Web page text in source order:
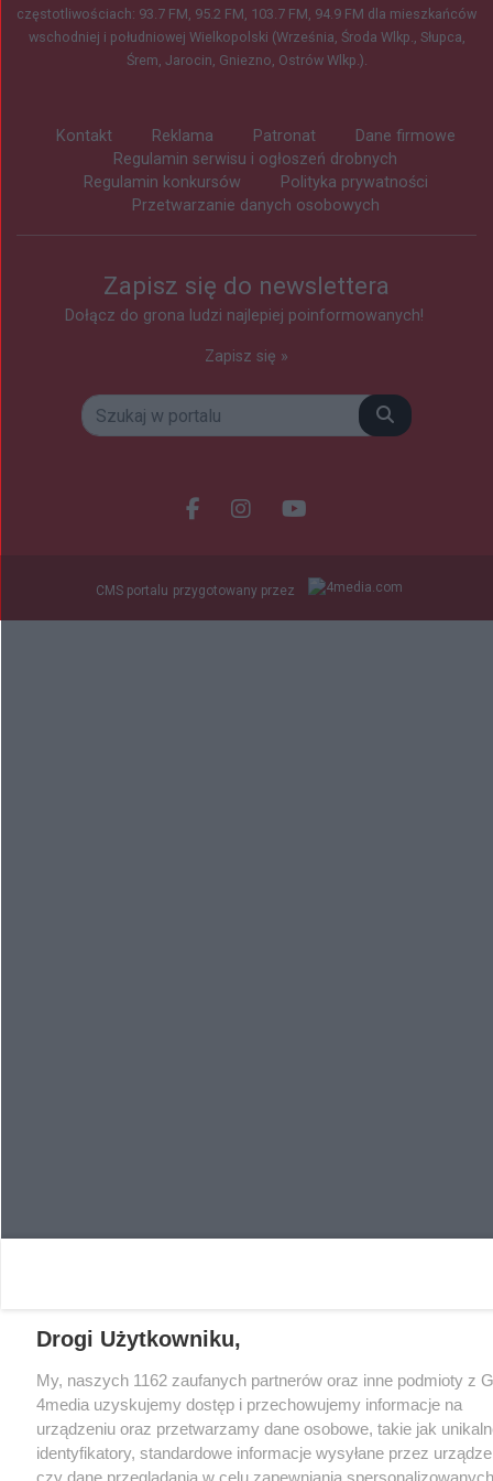
częstotliwościach: 93.7 FM, 95.2 FM, 103.7 FM, 94.9 FM dla mieszkańców
wschodniej i południowej Wielkopolski (Września, Środa Wlkp., Słupca,
Śrem, Jarocin, Gniezno, Ostrów Wlkp.).
Kontakt Reklama Patronat
Dane firmowe
Regulamin serwisu i ogłoszeń drobnych
Regulamin konkursów
Polityka prywatności
Przetwarzanie danych osobowych
Zapisz się do newslettera
Dołącz do grona ludzi najlepiej poinformowanych!
Zapisz się »
Szukaj
Facebook.com
Instagram.com
Youtube.com
CMS portalu przygotowany przez
Drogi Użytkowniku,
My, naszych 1162 zaufanych partnerów oraz inne podmioty z
4media uzyskujemy dostęp i przechowujemy informacje na
urządzeniu oraz przetwarzamy dane osobowe, takie jak
identyfikatory, standardowe informacje wysyłane przez
czy dane przeglądania w celu zapewniania spersonalizowanych